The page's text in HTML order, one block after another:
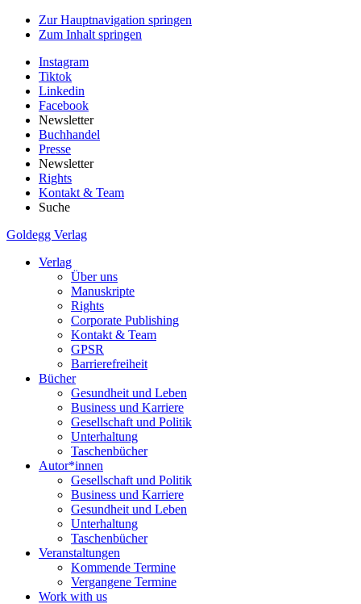
Zur Hauptnavigation springen
Zum Inhalt springen
Instagram
Tiktok
Linkedin
Facebook
Newsletter
Buchhandel
Presse
Newsletter
Rights
Kontakt & Team
Suche
Goldegg Verlag
Verlag
Über uns
Manuskripte
Rights
Corporate Publishing
Kontakt & Team
GPSR
Barrierefreiheit
Bücher
Gesundheit und Leben
Business und Karriere
Gesellschaft und Politik
Unterhaltung
Taschenbücher
Autor*innen
Gesellschaft und Politik
Business und Karriere
Gesundheit und Leben
Unterhaltung
Taschenbücher
Veranstaltungen
Kommende Termine
Vergangene Termine
Work with us